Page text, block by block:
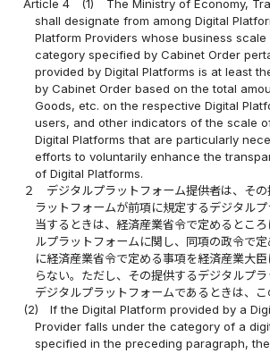
Article 4 (1)
The Ministry of Economy,
shall designate from among Digital
Platform Providers whose business
category specified by Cabinet Order
provided by Digital Platforms is at least
by Cabinet Order based on the total
Goods, etc. on the respective Digital
users, and other indicators of the scale
Digital Platforms that are particularly
efforts to voluntarily enhance the
of Digital Platforms.
２
デジタルプラットフォーム提供者は、そ
ラットフォームが前項に規定するデジタル
当するときは、経済産業省令で定めるとこ
ルプラットフォームに関し、同項の政令で
に経済産業省令で定める事項を経済産業大
らない。ただし、その提供するデジタルプ
デジタルプラットフォームであるときは、こ
(2)
If the Digital Platform provided by a
Provider falls under the category of a
specified in the preceding paragraph,